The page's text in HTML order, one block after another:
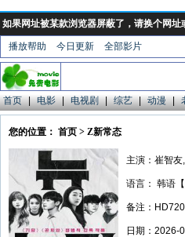
如果网址被某款浏览器屏蔽了，请换个网址
播放帮助 今日更新 全部影片
首页 | 电影 | 电视剧 | 综艺 | 动漫 |
您的位置： 首页 > Z新常态
主演：崔智
语言： 韩语【
备注：
日期：2026-